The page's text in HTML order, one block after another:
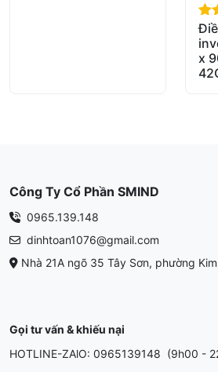
x
Công Ty Cổ Phần SMIND
0965.139.148
dinhtoan1076@gmail.com
Nhà 21A ngõ 35 Tây Sơn, phường
Gọi tư vấn & khiếu nại
HOTLINE-ZAlO: 0965139148 (9h00 -